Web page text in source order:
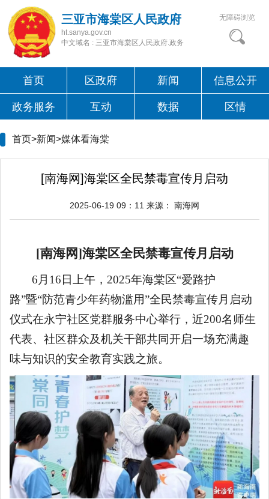
三亚市海棠区人民政府
ht.sanya.gov.cn
中文域名 : 三亚市海棠区人民政府.政务
无障碍浏览
首页 区政府 新闻 信息公开
政务服务 互动 数据 区情
首页>新闻>媒体看海棠
[南海网]海棠区全民禁毒宣传月启动
2025-06-19 09：11 来源： 南海网
[南海网]海棠区全民禁毒宣传月启动
6月16日上午，2025年海棠区“爱路护
路”暨“防范青少年药物滥用”全民禁毒宣传月启动
仪式在永宁社区党群服务中心举行，近200名师生
代表、社区群众及机关干部共同开启一场充满趣
味与知识的安全教育实践之旅。